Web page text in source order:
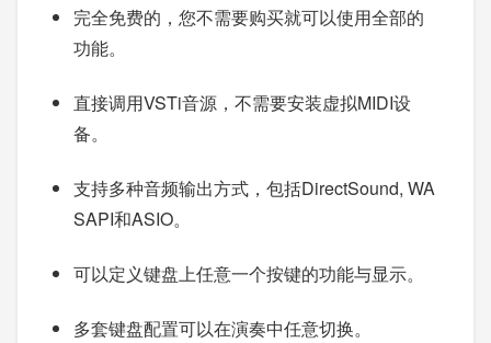
完全免费的，您不需要购买就可以使用全部的
功能。
直接调用VSTi音源，不需要安装虚拟MIDI设
备。
支持多种音频输出方式，包括DirectSound, WA
SAPI和ASIO。
可以定义键盘上任意一个按键的功能与显示。
多套键盘配置可以在演奏中任意切换。